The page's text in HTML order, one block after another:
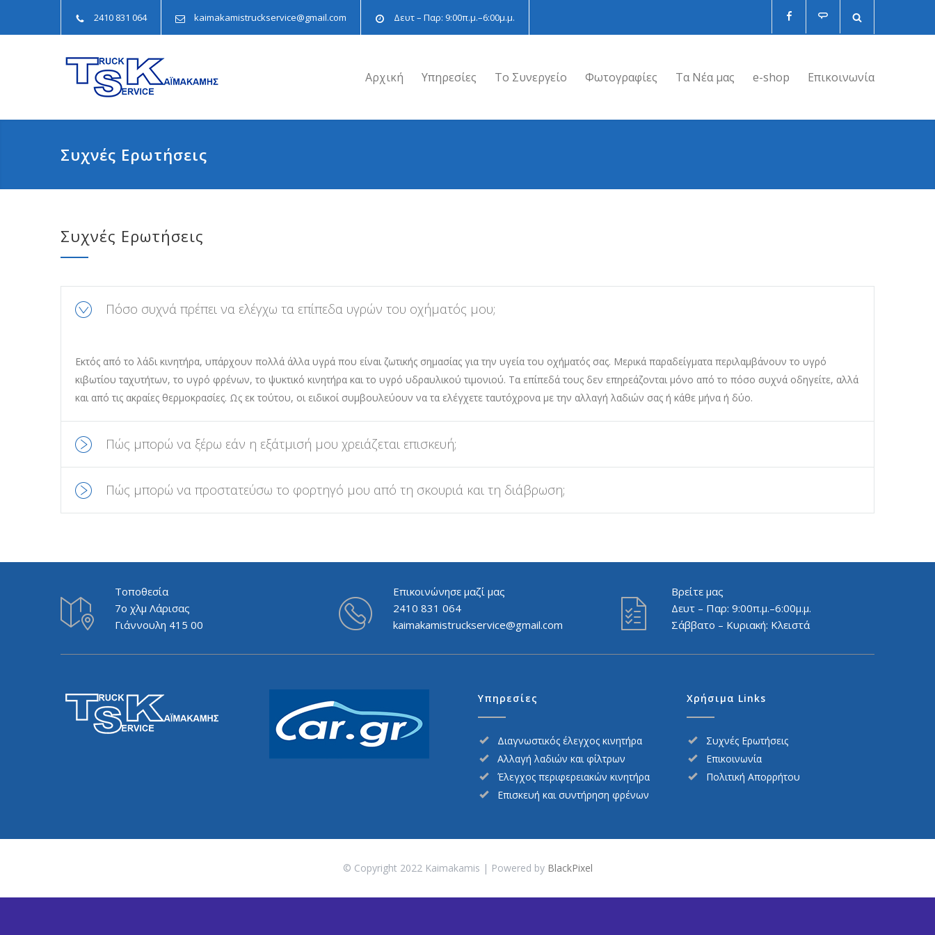
2410 831 064 kaimakamistruckservice@gmail.com Δευτ – Παρ: 9:00π.μ.–6:00μ.μ.
Αρχική Υπηρεσίες Το Συνεργείο Φωτογραφίες Τα Νέα μας e-shop Επικοινωνία
Συχνές Ερωτήσεις
Συχνές Ερωτήσεις
Πόσο συχνά πρέπει να ελέγχω τα επίπεδα υγρών του οχήματός μου;
Εκτός από το λάδι κινητήρα, υπάρχουν πολλά άλλα υγρά που είναι ζωτικής σημασίας για την υγεία του οχήματός σας. Μερικά παραδείγματα περιλαμβάνουν το υγρό
κιβωτίου ταχυτήτων, το υγρό φρένων, το ψυκτικό κινητήρα και το υγρό υδραυλικού τιμονιού. Τα επίπεδά τους δεν επηρεάζονται μόνο από το πόσο συχνά οδηγείτε, αλλά
και από τις ακραίες θερμοκρασίες. Ως εκ τούτου, οι ειδικοί συμβουλεύουν να τα ελέγχετε ταυτόχρονα με την αλλαγή λαδιών σας ή κάθε μήνα ή δύο.
Πώς μπορώ να ξέρω εάν η εξάτμισή μου χρειάζεται επισκευή;
Πώς μπορώ να προστατεύσω το φορτηγό μου από τη σκουριά και τη διάβρωση;
Τοποθεσία
7ο χλμ Λάρισας
Γιάννουλη 415 00
Επικοινώνησε μαζί μας
2410 831 064
kaimakamistruckservice@gmail.com
Βρείτε μας
Δευτ – Παρ: 9:00π.μ.–6:00μ.μ.
Σάββατο – Κυριακή: Κλειστά
Υπηρεσίες
Διαγνωστικός έλεγχος κινητήρα
Αλλαγή λαδιών και φίλτρων
Έλεγχος περιφερειακών κινητήρα
Επισκευή και συντήρηση φρένων
Χρήσιμα Links
Συχνές Ερωτήσεις
Επικοινωνία
Πολιτική Απορρήτου
© Copyright 2022 Kaimakamis | Powered by BlackPixel